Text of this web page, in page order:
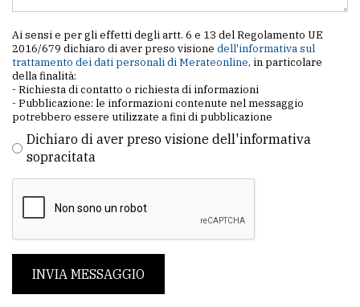
Ai sensi e per gli effetti degli artt. 6 e 13 del Regolamento UE
2016/679 dichiaro di aver preso visione dell'informativa sul
trattamento dei dati personali di Merateonline, in particolare
della finalità:
- Richiesta di contatto o richiesta di informazioni
- Pubblicazione: le informazioni contenute nel messaggio
potrebbero essere utilizzate a fini di pubblicazione
Dichiaro di aver preso visione dell'informativa
sopracitata
INVIA MESSAGGIO